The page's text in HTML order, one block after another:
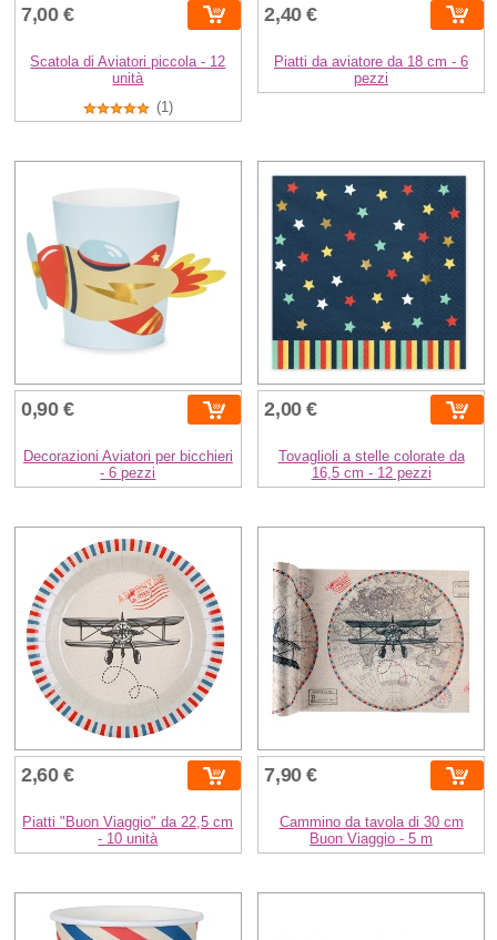
7,00 €
Scatola di Aviatori piccola - 12
unità
(1)
2,40 €
Piatti da aviatore da 18 cm - 6
pezzi
0,90 €
Decorazioni Aviatori per bicchieri
- 6 pezzi
2,00 €
Tovaglioli a stelle colorate da
16,5 cm - 12 pezzi
2,60 €
Piatti "Buon Viaggio" da 22,5 cm
- 10 unità
7,90 €
Cammino da tavola di 30 cm
Buon Viaggio - 5 m